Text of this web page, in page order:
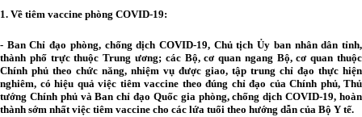
1. Về tiêm vaccine phòng COVID-19:
- Ban Chỉ đạo phòng, chống dịch COVID-19, Chủ tịch Ủy ban nhân dân tỉnh,
thành phố trực thuộc Trung ương; các Bộ, cơ quan ngang Bộ, cơ quan thuộc
Chính phủ theo chức năng, nhiệm vụ được giao, tập trung chỉ đạo thực hiện
nghiêm, có hiệu quả việc tiêm vaccine theo đúng chỉ đạo của Chính phủ, Thủ
tướng Chính phủ và Ban chỉ đạo Quốc gia phòng, chống dịch COVID-19, hoàn
thành sớm nhất việc tiêm vaccine cho các lứa tuổi theo hướng dẫn của Bộ Y tế.